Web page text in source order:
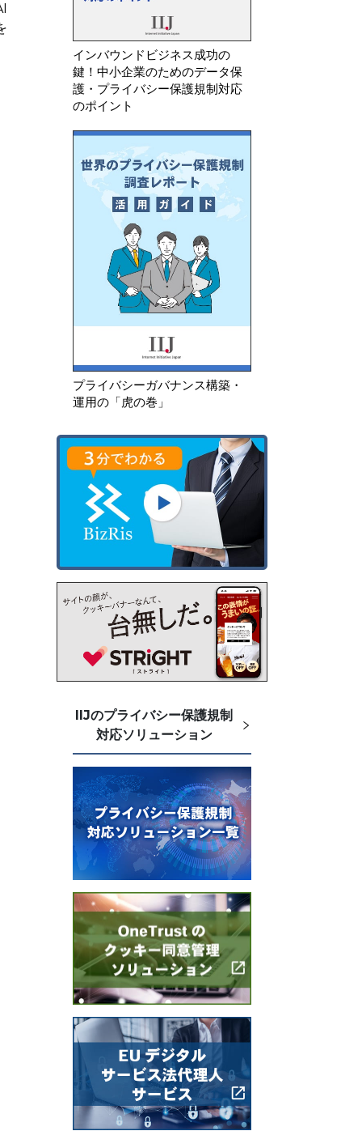
けるトラッキングピクセルに関す
る指針のQ&…インバウンドビジネス成功の
鍵！中小企業のためのデータ保
護・プライバシー保護規制対応
のポイント
プライバシーガバナンス構築・
運用の「虎の巻」
IIJのプライバシー保護規制
対応ソリューション